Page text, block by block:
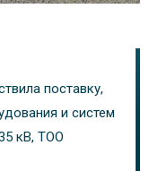
поставку,
и систем
кВ, ТОО